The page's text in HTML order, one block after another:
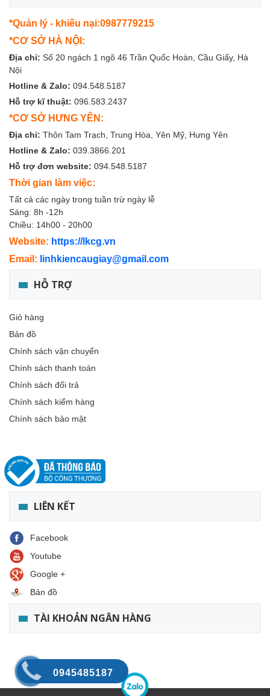
*Quản lý - khiếu nại:0987779215
*CƠ SỞ HÀ NỘI:
Địa chỉ: Số 20 ngách 1 ngõ 46 Trần Quốc Hoàn, Cầu Giấy, Hà
Nội
Hotline & Zalo: 094.548.5187
Hỗ trợ kĩ thuật: 096.583.2437
*CƠ SỞ HƯNG YÊN:
Địa chỉ: Thôn Tam Trạch, Trung Hòa, Yên Mỹ, Hưng Yên
Hotline & Zalo: 039.3866.201
Hỗ trợ đơn website: 094.548.5187
Thời gian làm việc:
Tất cả các ngày trong tuần trừ ngày lễ
Sáng: 8h -12h
Chiều: 14h00 - 20h00
Website: https://lkcg.vn
Email: linhkiencaugiay@gmail.com
HỖ TRỢ
Giỏ hàng
Bản đồ
Chính sách vận chuyển
Chính sách thanh toán
Chính sách đổi trả
Chính sách kiểm hàng
Chính sách bảo mật
LIÊN KẾT
Facebook
Youtube
Google +
Bản đồ
TÀI KHOẢN NGÂN HÀNG
0945485187